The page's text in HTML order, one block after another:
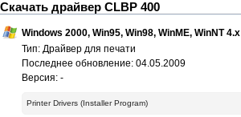
Скачать драйвер CLBP 400
Windows 2000, Win95, Win98, WinME, WinNT 4.x
Тип: Драйвер для печати
Последнее обновление: 04.05.2009
Версия: -
Printer Drivers (Installer Program)